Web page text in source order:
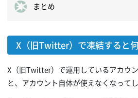
まとめ
X（旧Twitter）で凍結すると
X（旧Twitter）で運用しているアカウ
と、アカウント自体が使えなくなってし